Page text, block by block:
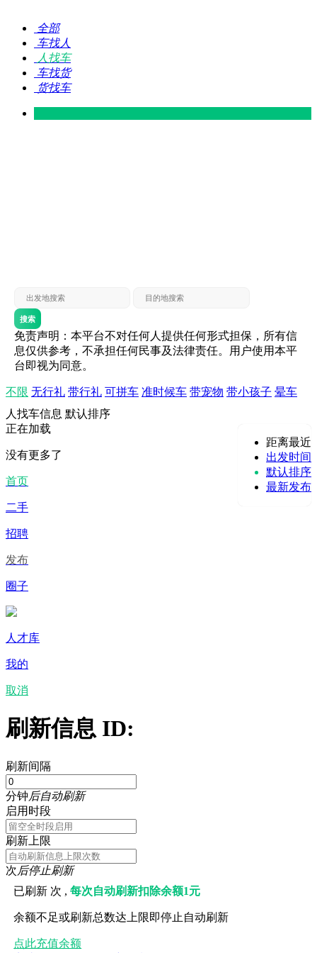
全部
车找人
人找车
车找货
货找车
搜索
免责声明：本平台不对任何人提供任何形式担保，所有信
息仅供参考，不承担任何民事及法律责任。用户使用本平
台即视为同意。
不限 无行礼 带行礼 可拼车 准时候车 带宠物 带小孩子 晕车
人找车信息 默认排序
距离最近
出发时间
默认排序
最新发布
正在加载
没有更多了
首页
二手
招聘
发布
圈子
人才库
我的
取消
刷新信息 ID:
刷新间隔
分钟后自动刷新
启用时段
刷新上限
次后停止刷新
已刷新 次 ,每次自动刷新扣除余额1元
余额不足或刷新总数达上限即停止自动刷新
点此充值余额